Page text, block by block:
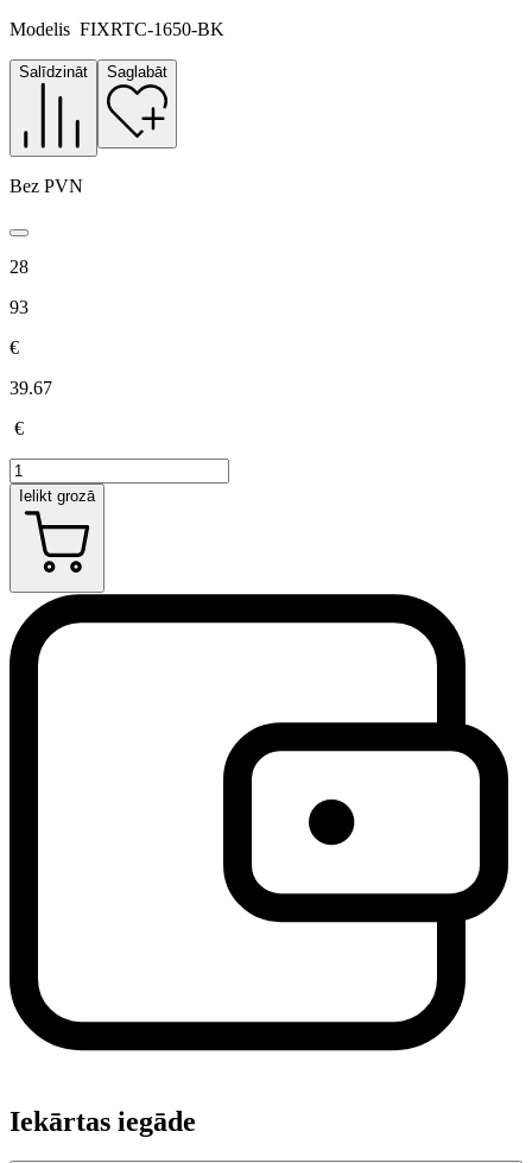
Modelis FIXRTC-1650-BK
Salīdzināt Saglabāt
Bez PVN
28
93
€
39.67
€
Ielikt grozā
Iekārtas iegāde